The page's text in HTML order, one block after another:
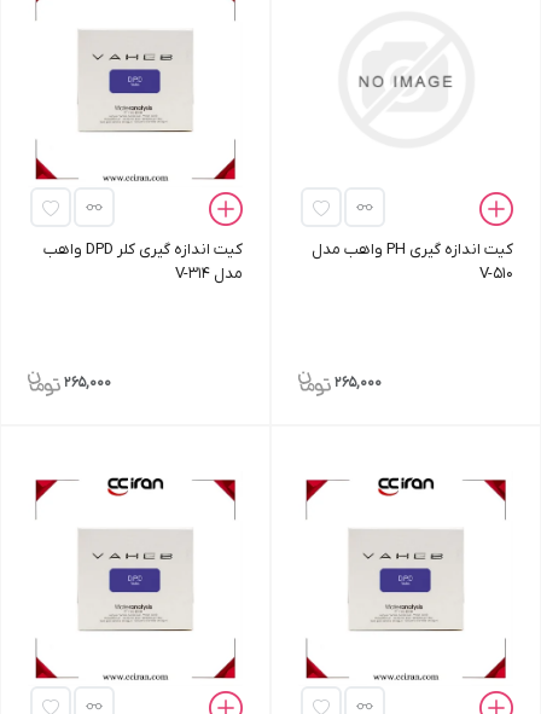
کیت اندازه‌ گیری PH واهب مدل
V-510
265,000
کیت اندازه‌ گیری کلر DPD واهب
مدل V-314
265,000